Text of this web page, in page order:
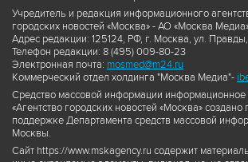
Учредитель и редакция информационного
городских новостей «Москва» - АО «Москва
Адрес редакции: 125124, РФ, г. Москва, ул.
Телефон редакции: 8 (495) 009-80-23
Электронная почта: mosmed@m24.ru
Коммерческий отдел холдинга "Москва Медиа"-
Средство массовой информации информационное
«Агентство городских новостей «Москва»
поддержке Департамента средств массовой
Москвы.
Сайт https://www.mskagency.ru содержит